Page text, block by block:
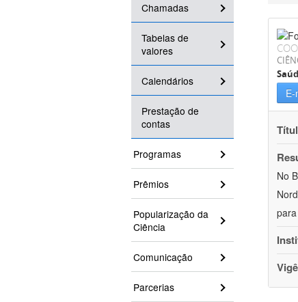
Chamadas
Tabelas de
valores
Calendários
Prestação de
contas
Programas
Prêmios
Popularização da
Ciência
Comunicação
Parcerias
E-
No